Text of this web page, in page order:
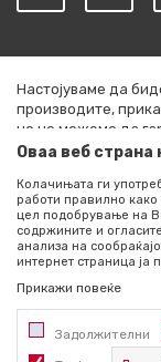
Настојуваме да
производите,
но не можеме да
комплетни и без
секој момент.
проверите со
©2026 literatura.mk
задржани.
Оваа веб
Колачињата ги
работи правилно
цел подобрување на
содржините и
анализа на
интернет страница ја
Прикажи повеќе
Задолжителни